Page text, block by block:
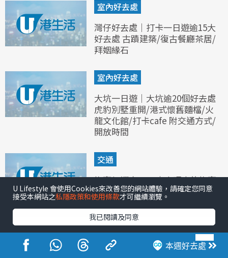
室內好去處
灣仔好去處｜打卡一日遊逾15大
好去處 古蹟建築/復古餐廳茶居/
拜姻緣石
室內好去處
大坑一日遊｜大坑逾20個好去處
虎豹別墅重開/港式懷舊麵檔/火
龍文化館/打卡cafe 附交通方式/
開放時間
交通
梅窩船期表2026｜中環來往梅窩
快船、慢船時間+票價
本週好去處
U Lifestyle 會使用Cookies來改善您的網站體驗，請確定您同意
接受本網站之私隱政策和使用條款才可繼續瀏覽。
我已閱讀及同意